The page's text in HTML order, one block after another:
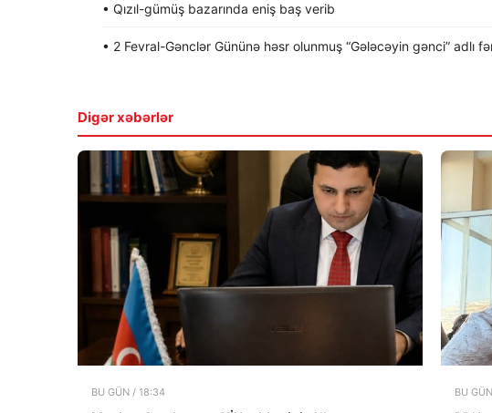
• Qızıl-gümüş bazarında eniş baş verib
• 2 Fevral-Gənclər Gününə həsr olunmuş “Gələcəyin gənci” adlı
Digər xəbərlər
BU GÜN / 18:34 BU